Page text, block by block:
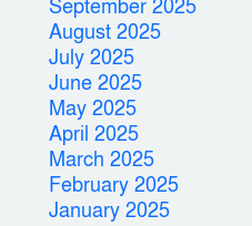
September 2025
August 2025
July 2025
June 2025
May 2025
April 2025
March 2025
February 2025
January 2025